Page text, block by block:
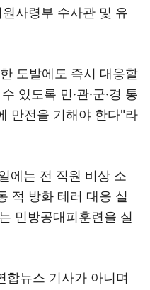
사령부 수사관 및 유
도발에도 즉시 대응할
있도록 민·관·군·경 통
만전을 기해야 한다"라
에는 전 직원 비상 소
적 방화 테러 대응 실
민방공대피훈련을 실
합뉴스 기사가 아니며